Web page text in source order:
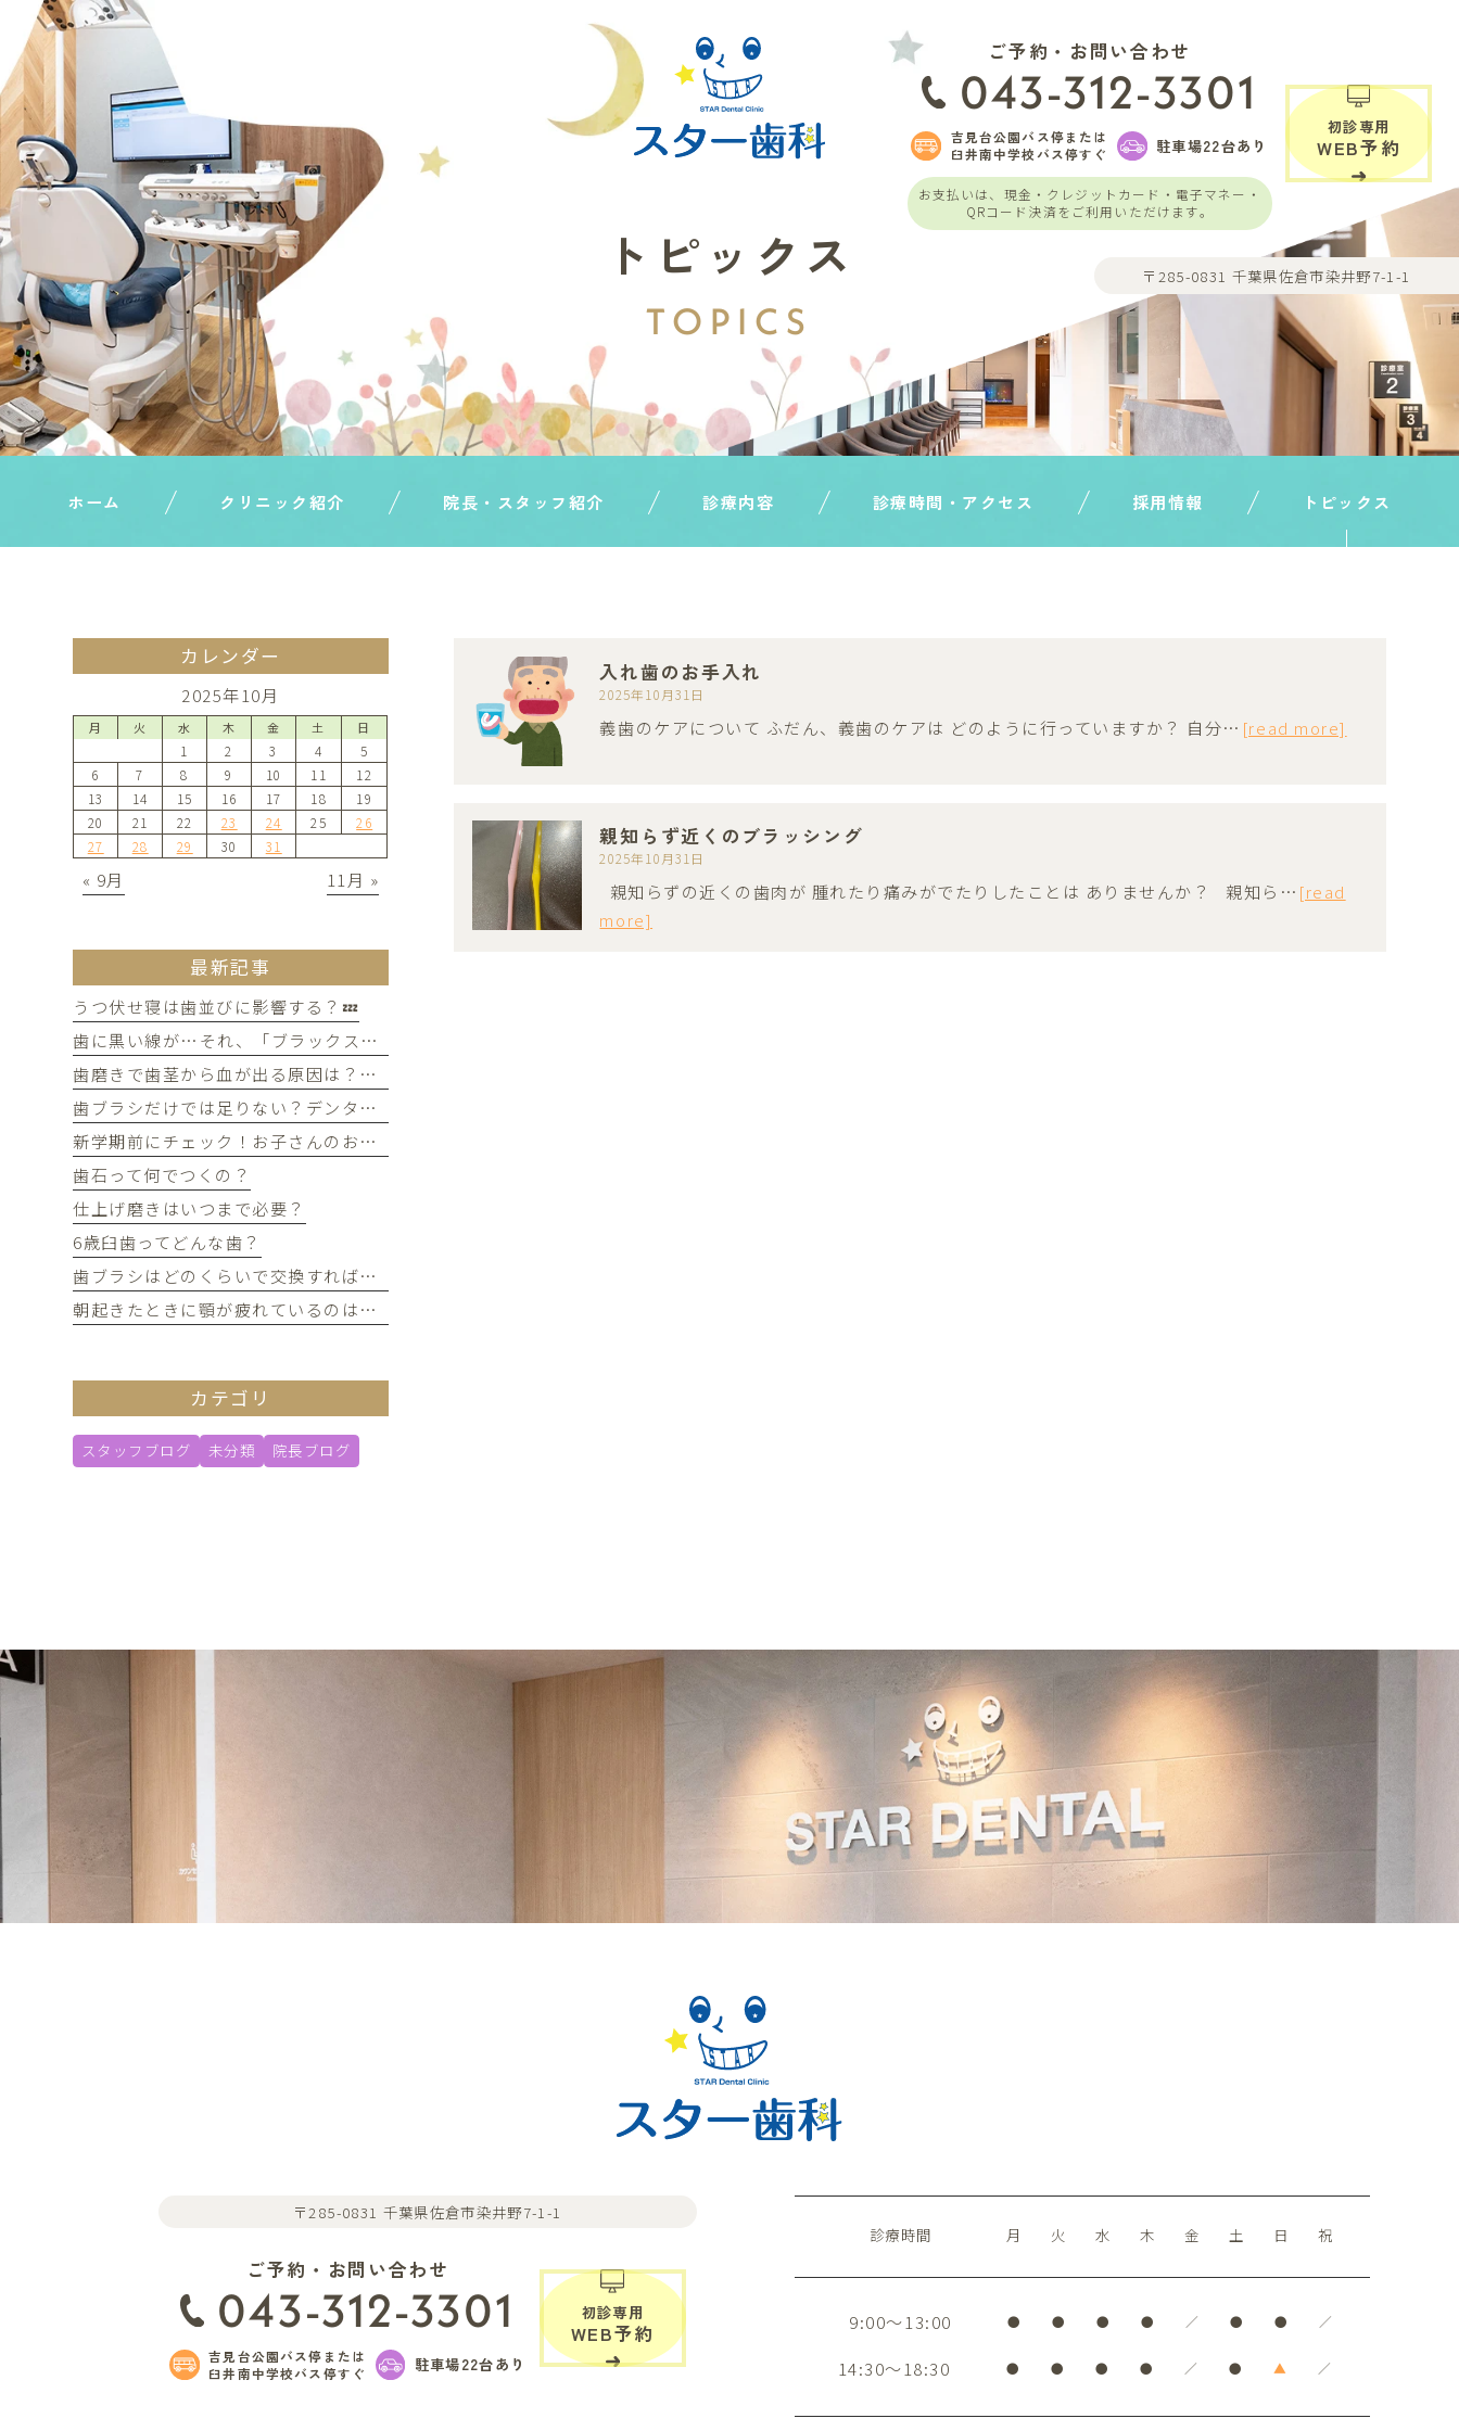
ご予約・お問い合わせ
043-312-3301
吉見台公園バス停または
臼井南中学校バス停すぐ
駐車場22台あり
お支払いは、現金・クレジットカード・電子マネー・
QRコード決済をご利用いただけます。
初診専用
WEB予約
〒285-0831 千葉県佐倉市染井野7-1-1
トピックス
TOPICS
ホーム クリニック紹介 院長・スタッフ紹介 診療内容 診療時間・アクセス 採用情報 トピックス
入れ歯のお手入れ
2025年10月31日
義歯のケアについて ふだん、義歯のケアは どのように行っていますか？ 自分… [read more]
親知らず近くのブラッシング
2025年10月31日
親知らずの近くの歯肉が 腫れたり痛みがでたりしたことは ありませんか？ 親知ら… [read
more]
カレンダー
2025年10月
月 火 水 木 金 土 日
1 2 3 4
5
6
7 8 9 10 11
12
13
14 15 16 17 18
19
20
21 22 23 24 25
26
27
28 29 30 31
« 9月 11月 »
最新記事
うつ伏せ寝は歯並びに影響する？💤
歯に黒い線が…それ、「ブラックステイン」かもしれません！
歯磨きで歯茎から血が出る原因は？痛みがなくても受診すべき判断基準
歯ブラシだけでは足りない？デンタルフロスを使うメリット
新学期前にチェック！お子さんのお口の健康、大丈夫？
歯石って何でつくの？
仕上げ磨きはいつまで必要？
6歳臼歯ってどんな歯？
歯ブラシはどのくらいで交換すればいい？
朝起きたときに顎が疲れているのは歯ぎしりが原因？
カテゴリ
スタッフブログ 未分類 院長ブログ
〒285-0831 千葉県佐倉市染井野7-1-1
ご予約・お問い合わせ
043-312-3301
吉見台公園バス停または
臼井南中学校バス停すぐ
駐車場22台あり
初診専用
WEB予約
診療時間 月 火 水 木 金 土 日 祝
9:00～13:00 ● ● ● ● ／ ● ● ／
14:30～18:30 ● ● ● ● ／ ● ▲ ／